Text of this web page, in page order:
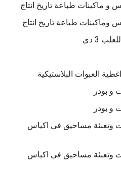
و ماكينات طباعة تاريخ انتاج
وماكينات طباعة تاريخ انتاج
3 دي
العبوات البلاستيكية
و بودر
و بودر
وتعبئة مساحيق في اكياس
وتعبئة مساحيق في اكياس